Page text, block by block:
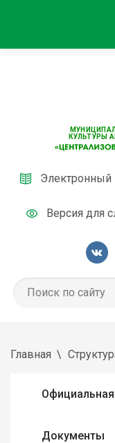
КУЛЬТУРЫ
Электронный
Версия для
Главная
Документы